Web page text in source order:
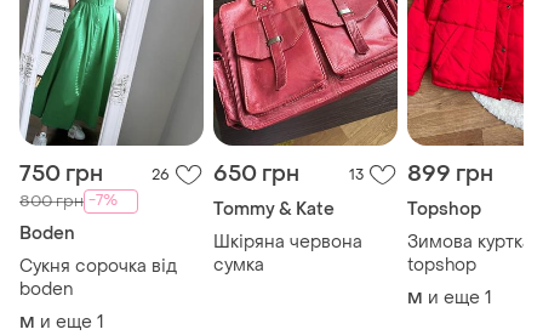
750 грн 26
800 грн -7%
Boden
Сукня сорочка від
boden
M и еще 1
650 грн 13
Tommy & Kate
Шкіряна червона
сумка
899 грн
Topshop
Зимова куртка
topshop
M и еще 1